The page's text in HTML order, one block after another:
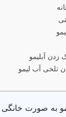
زدن آبلیمو
تلخی آب لیمو
به صورت